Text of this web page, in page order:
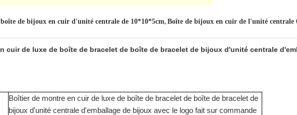
boîte de bijoux en cuir d'unité centrale de 10*10*5cm, Boîte de bijoux en cuir de l'unité centrale
cuir de luxe de boîte de bracelet de boîte de bracelet de bijoux d'unité centrale
Boîtier de montre en cuir de luxe de boîte de bracelet de boîte de bracelet de
bijoux d'unité centrale d'emballage de bijoux avec le logo fait sur commande